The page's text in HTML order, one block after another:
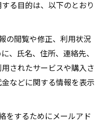
る目的は、以下のとおり
の閲覧や修正、利用状況
、氏名、住所、連絡先、
されたサービスや購入さ
などに関する情報を表示
をするためにメールアド